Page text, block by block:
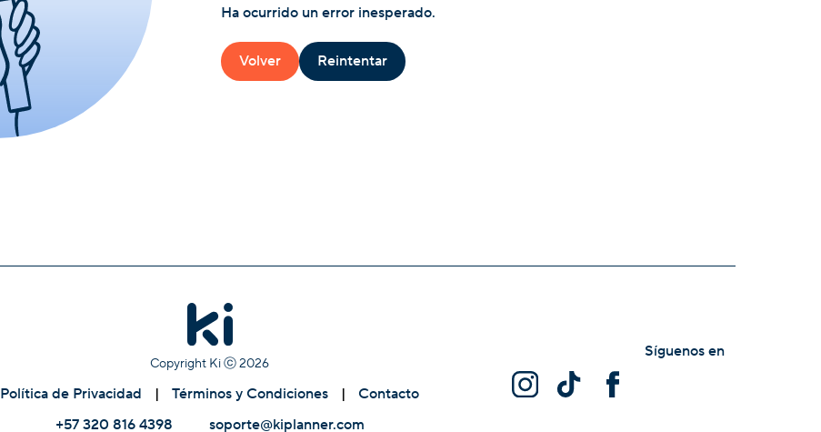
Ha ocurrido un error inesperado.
Volver Reintentar
Copyright Ki ⓒ2026
Política de Privacidad | Términos y Condiciones |
Contacto
+57 320 816 4398
soporte@kiplanner.com
Síguenos en